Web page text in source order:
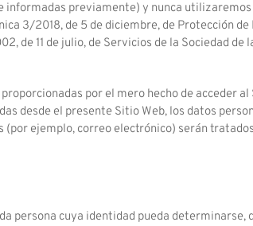
informadas previamente) y nunca
3/2018, de 5 de diciembre, de Protección de
de 11 de julio, de Servicios de la Sociedad de
por el mero hecho de acceder al
desde el presente Sitio Web, los datos
ejemplo, correo electrónico) serán
persona cuya identidad pueda determinarse,